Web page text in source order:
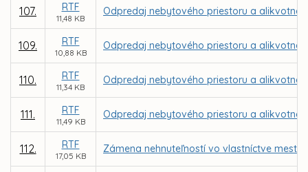
107. RTF
11,48 KB
Odpredaj nebytového priestoru a alikvotnej
109. RTF
10,88 KB
Odpredaj nebytového priestoru a alikvotnej
110. RTF
11,34 KB
Odpredaj nebytového priestoru a alikvotnej
111. RTF
11,49 KB
Odpredaj nebytového priestoru a alikvotnej
112. RTF
17,05 KB
Zámena nehnuteľností vo vlastníctve mesta